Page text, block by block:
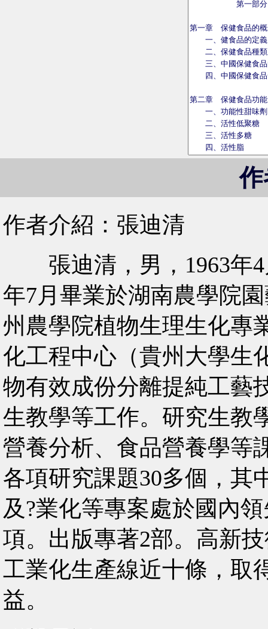
作者介紹：張迪清
張迪清，男，1963年4
年7月畢業於湖南農學院
州農學院植物生理生化專
化工程中心（貴州大學生
物有效成份分離提純工藝
生教學等工作。研究生教
營養分析、食品營養學等
各項研究課題30多個，其
及?業化等專案處於國內
項。出版專著2部。高新
工業化生產線近十條，取
益。